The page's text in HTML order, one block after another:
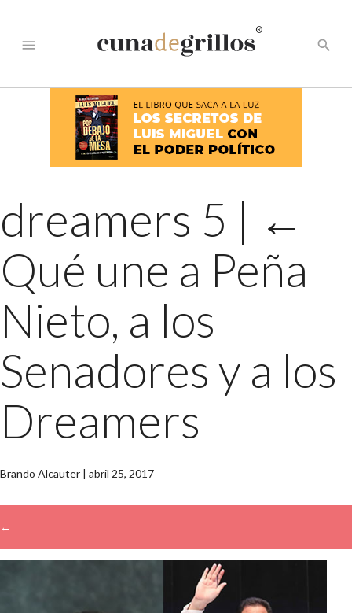
menu
®
search
dreamers 5 | ←
Qué une a Peña
Nieto, a los
Senadores y a los
Dreamers
Brando Alcauter | abril 25, 2017
←